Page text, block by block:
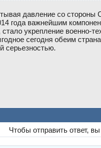
давление со
года важнейшим
укрепление военно-
сегодня обеим
серьезностью.
Чтобы отправить ответ,